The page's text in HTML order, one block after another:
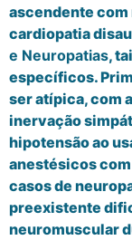
ascendente
cardiopatia
e Neuropatias,
específicos.
ser atípica, com
inervação
hipotensão ao
anestésicos
casos de
preexistente
neuromuscular